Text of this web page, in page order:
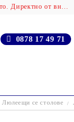
Крабов - Над 100 000 продукта на едно място. Директно от вносителя!
0878 17 49 71
Люлеещи се столове